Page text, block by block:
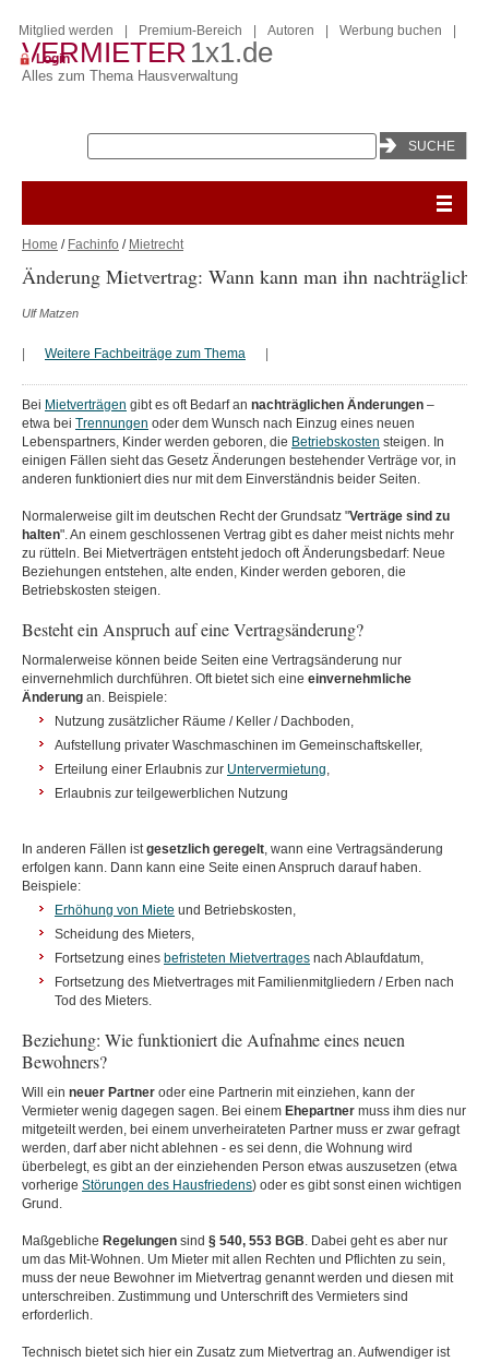
VERMIETER 1x1.de
Alles zum Thema Hausverwaltung
Mitglied werden Premium-Bereich Autoren Werbung buchen
Login
Home / Fachinfo / Mietrecht
Änderung Mietvertrag: Wann kann man ihn nachträglich
Ulf Matzen
Weitere Fachbeiträge zum Thema
Bei Mietverträgen gibt es oft Bedarf an nachträglichen Änderungen –
etwa bei Trennungen oder dem Wunsch nach Einzug eines neuen
Lebenspartners, Kinder werden geboren, die Betriebskosten steigen. In
einigen Fällen sieht das Gesetz Änderungen bestehender Verträge vor, in
anderen funktioniert dies nur mit dem Einverständnis beider Seiten.
Normalerweise gilt im deutschen Recht der Grundsatz "Verträge sind zu
halten". An einem geschlossenen Vertrag gibt es daher meist nichts mehr
zu rütteln. Bei Mietverträgen entsteht jedoch oft Änderungsbedarf: Neue
Beziehungen entstehen, alte enden, Kinder werden geboren, die
Betriebskosten steigen.
Besteht ein Anspruch auf eine Vertragsänderung?
Normalerweise können beide Seiten eine Vertragsänderung nur
einvernehmlich durchführen. Oft bietet sich eine einvernehmliche
Änderung an. Beispiele:
Nutzung zusätzlicher Räume / Keller / Dachboden,
Aufstellung privater Waschmaschinen im Gemeinschaftskeller,
Erteilung einer Erlaubnis zur Untervermietung,
Erlaubnis zur teilgewerblichen Nutzung
In anderen Fällen istgesetzlich geregelt, wann eine Vertragsänderung
erfolgen kann. Dann kann eine Seite einen Anspruch darauf haben.
Beispiele:
Erhöhung von Miete und Betriebskosten,
Scheidung des Mieters,
Fortsetzung eines befristeten Mietvertrages nach Ablaufdatum,
Fortsetzung des Mietvertrages mit Familienmitgliedern / Erben nach
Tod des Mieters.
Beziehung: Wie funktioniert die Aufnahme eines neuen
Bewohners?
Will ein neuer Partner oder eine Partnerin mit einziehen, kann der
Vermieter wenig dagegen sagen. Bei einem Ehepartner muss ihm dies nur
mitgeteilt werden, bei einem unverheirateten Partner muss er zwar gefragt
werden, darf aber nicht ablehnen - es sei denn, die Wohnung wird
überbelegt, es gibt an der einziehenden Person etwas auszusetzen (etwa
vorherige Störungen des Hausfriedens) oder es gibt sonst einen wichtigen
Grund.
Maßgebliche Regelungen sind § 540, 553 BGB. Dabei geht es aber nur
um das Mit-Wohnen. Um Mieter mit allen Rechten und Pflichten zu sein,
muss der neue Bewohner im Mietvertrag genannt werden und diesen mit
unterschreiben. Zustimmung und Unterschrift des Vermieters sind
erforderlich.
Technisch bietet sich hier ein Zusatz zum Mietvertrag an. Aufwendiger ist